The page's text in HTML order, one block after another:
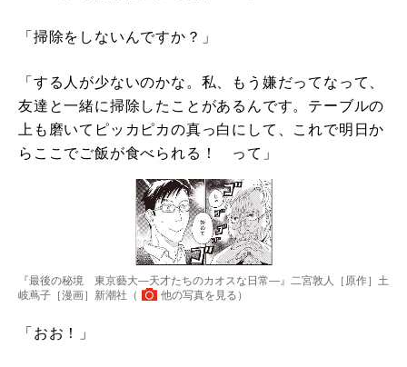
「掃除をしないんですか？」
「する人が少ないのかな。私、もう嫌だってなって、
友達と一緒に掃除したことがあるんです。テーブルの
上も磨いてピッカピカの真っ白にして、これで明日か
らここでご飯が食べられる！ って」
『最後の秘境 東京藝大―天才たちのカオスな日常―』二宮敦人［原作］土
岐蔦子［漫画］新潮社（
他の写真を見る ）
「おお！」